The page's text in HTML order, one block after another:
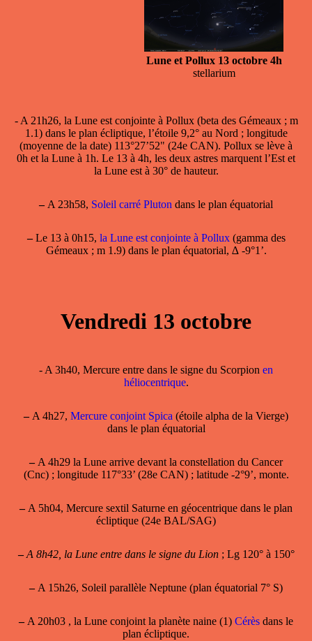
Lune et Pollux 13 octobre 4h
stellarium
- A 21h26, la Lune est conjointe à Pollux(beta des Gémeaux ; m
1.1) dans le plan écliptique, l’étoile 9,2° au Nord ; longitude
(moyenne de la date) 113°27’52" (24e CAN). Pollux se lève à
0h et la Lune à 1h. Le 13 à 4h, les deux astres marquent l’Est et
la Lune est à 30° de hauteur.
–A 23h58, Soleil carré Pluton dans le plan équatorial
–Le 13 à 0h15, la Lune est conjointe à Pollux(gamma des
Gémeaux ; m 1.9) dans le plan équatorial, ∆ -9°1’.
Vendredi 13 octobre
- A 3h40, Mercure entre dans le signe du Scorpion en
héliocentrique.
–A 4h27, Mercure conjoint Spica (étoile alpha de la Vierge)
dans le plan équatorial
–A 4h29 la Lune arrive devant la constellation du Cancer
(Cnc) ; longitude 117°33’ (28e CAN) ; latitude -2°9’, monte.
–A 5h04, Mercure sextil Saturne en géocentrique dans le plan
écliptique (24e BAL/SAG)
– A 8h42, la Lune entre dans le signe du Lion; Lg 120° à 150°
–A 15h26, Soleil parallèle Neptune (plan équatorial 7° S)
–A 20h03 , la Lune conjoint la planète naine (1) Cérès dans le
plan écliptique.